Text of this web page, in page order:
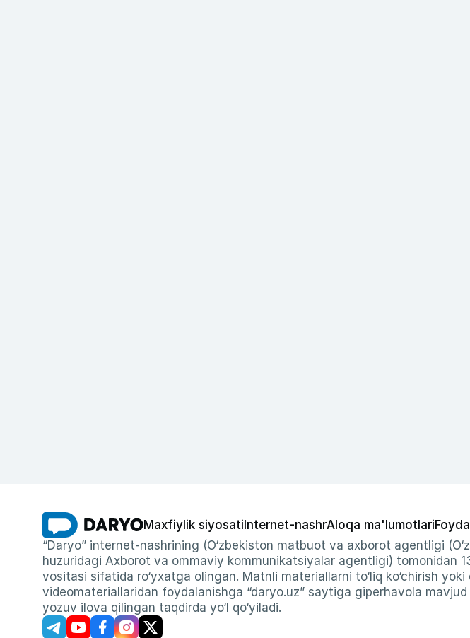
Maxfiylik siyosati Internet-nashrAloqa ma'lumotlari
“Daryo” internet-nashrining (O‘zbekiston matbuot va axborot agentligi
huzuridagi Axborot va ommaviy kommunikatsiyalar agentligi) tomonidan
vositasi sifatida ro‘yxatga olingan. Matnli materiallarni to‘liq ko‘chirish
videomateriallaridan foydalanishga “daryo.uz” saytiga giperhavola
yozuv ilova qilingan taqdirda yo‘l qo‘yiladi.